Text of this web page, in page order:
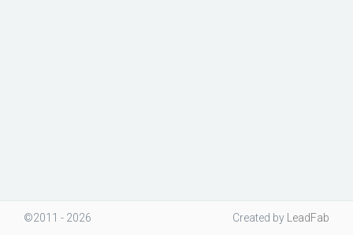
©2011 - 2026 Created by LeadFab